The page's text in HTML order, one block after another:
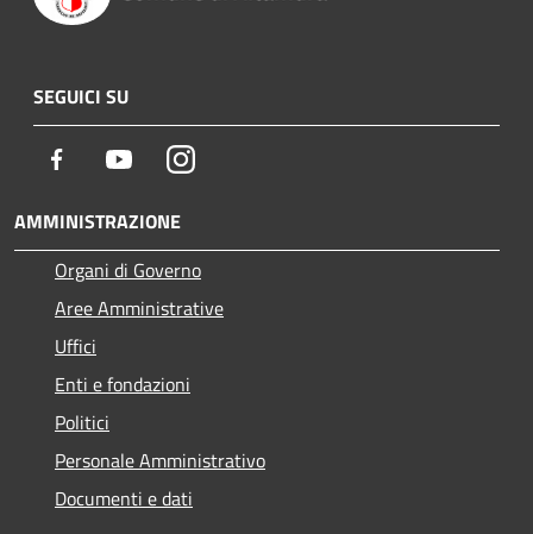
SEGUICI SU
Facebook YoutubeInstagram
AMMINISTRAZIONE
Organi di Governo
Aree Amministrative
Uffici
Enti e fondazioni
Politici
Personale Amministrativo
Documenti e dati